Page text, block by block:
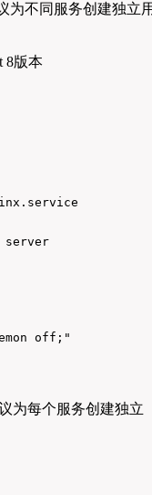
为不同服务创建独立
server
off;"
为每个服务创建独立